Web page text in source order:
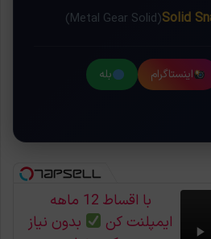
(Metal Gear Solid)
اینستاگرام
بله
با اقساط 12 ماهه
ایمپلنت کن
بدون نیاز